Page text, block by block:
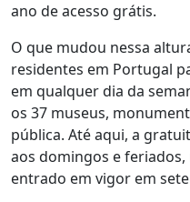
ano de acesso grátis.
O que mudou nessa
residentes em Portugal
em qualquer dia da
os 37 museus,
pública. Até aqui, a
aos domingos e
entrado em vigor em